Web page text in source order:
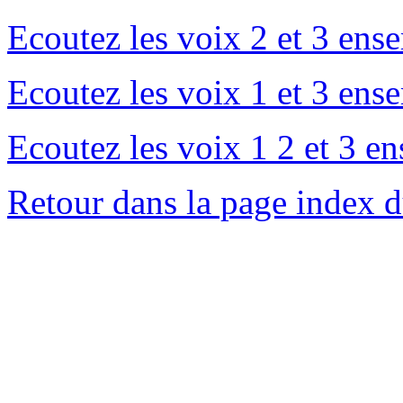
Ecoutez les voix 2 et 3
Ecoutez les voix 1 et 3
Ecoutez les voix 1 2 et 3
Retour dans la page index